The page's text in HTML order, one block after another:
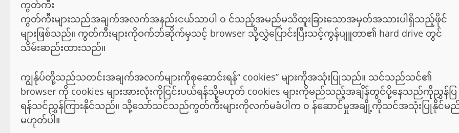
ကွတ်ကီး
ကွတ်ကီးများသည်အချက်အလက်အနည်းငယ်သာပါ ၀ င်သည့်အမည်မသိထူးခြားသောအမှတ်အသားပါရှိသည့်ဖိုင်
များဖြစ်သည်။ ကွတ်ကီးများကိုဝက်ဘ်ဆိုက်မှသင့် browser သို့လွှဲပြောင်းပြီးသင့်ကွန်ပျူတာ၏ hard drive တွင်
သိမ်းဆည်းထားသည်။
ကျွန်ုပ်တို့သည်သတင်းအချက်အလက်များကိုစုဆောင်းရန်“ cookies” များကိုအသုံးပြုသည်။ သင်သည်သင်၏
browser ကို cookies များအားလုံးကိုငြင်းပယ်ရန်သို့မဟုတ် cookies များကိုမည်သည့်အချိန်တွင်ပို့နေသည်ကိုညွှန်ပြ
ရန်သင်ညွှန်ကြားနိုင်သည်။ သို့သော်သင်သည်ကွတ်ကီးများကိုလက်မခံပါက ၀ န်ဆောင်မှုအချို့ကိုသင်အသုံးပြုနိုင်မ
မဟုတ်ပါ။